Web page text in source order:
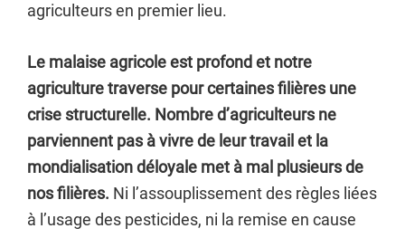
agriculteurs en premier lieu.
Le malaise agricole est profond et notre
agriculture traverse pour certaines filières une
crise structurelle. Nombre d’agriculteurs ne
parviennent pas à vivre de leur travail et la
mondialisation déloyale met à mal plusieurs de
nos filières. Ni l’assouplissement des règles liées
à l’usage des pesticides, ni la remise en cause